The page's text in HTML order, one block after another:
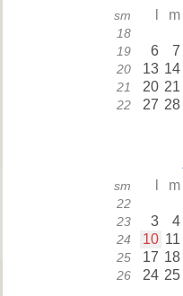
sm m
18
19 6 7
20 13 14
21 20 21
22 27 28
sm m
22
23 3 4
24 10 11
25 17 18
26 24 25